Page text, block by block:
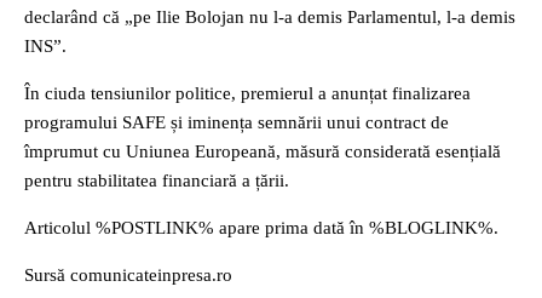
declarând că „pe Ilie Bolojan nu l-a demis Parlamentul, l-a demis
INS”.
În ciuda tensiunilor politice, premierul a anunțat finalizarea
programului SAFE și iminența semnării unui contract de
împrumut cu Uniunea Europeană, măsură considerată esențială
pentru stabilitatea financiară a țării.
Articolul %POSTLINK% apare prima dată în %BLOGLINK%.
Sursă comunicateinpresa.ro